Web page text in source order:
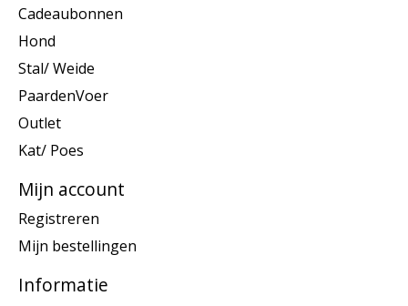
Cadeaubonnen
Hond
Stal/ Weide
PaardenVoer
Outlet
Kat/ Poes
Mijn account
Registreren
Mijn bestellingen
Informatie